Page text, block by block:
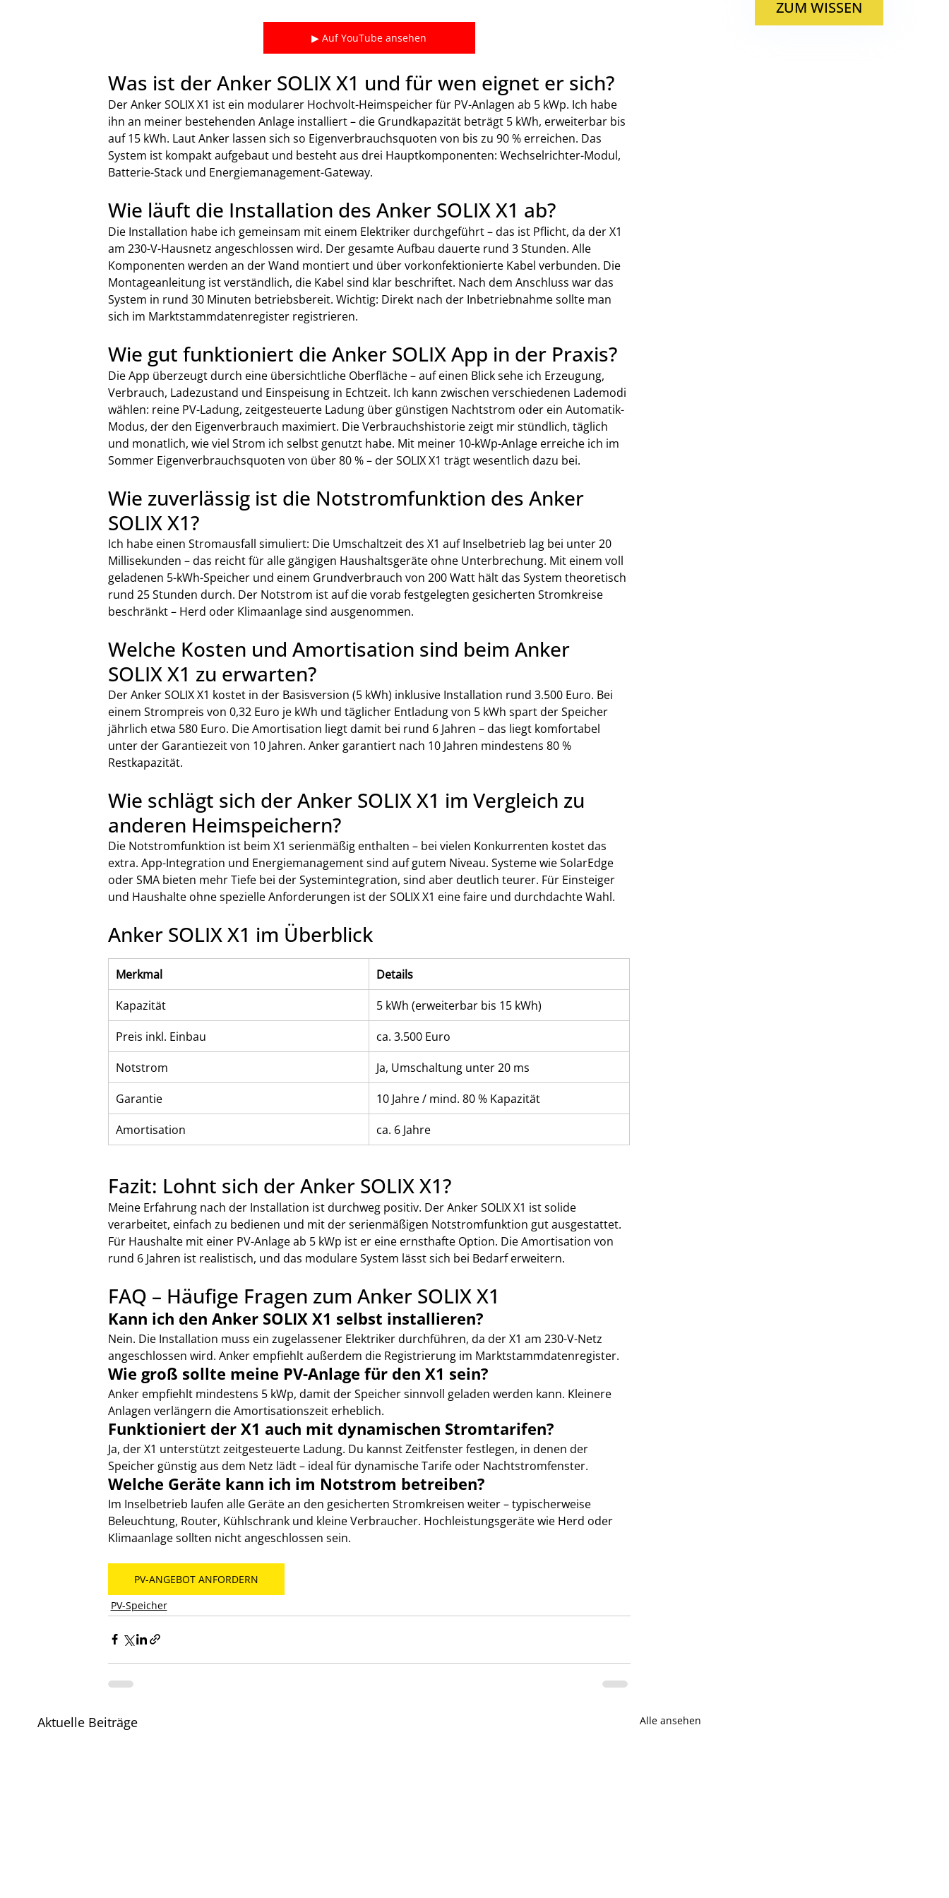
▶ Auf YouTube ansehen
Was ist der Anker SOLIX X1 und für wen eignet er sich?
Der Anker SOLIX X1 ist ein modularer Hochvolt-Heimspeicher für PV-Anlagen ab 5 kWp. Ich habe
ihn an meiner bestehenden Anlage installiert – die Grundkapazität beträgt 5 kWh, erweiterbar bis
auf 15 kWh. Laut Anker lassen sich so Eigenverbrauchsquoten von bis zu 90 % erreichen. Das
System ist kompakt aufgebaut und besteht aus drei Hauptkomponenten: Wechselrichter-Modul,
Batterie-Stack und Energiemanagement-Gateway.
Wie läuft die Installation des Anker SOLIX X1 ab?
Die Installation habe ich gemeinsam mit einem Elektriker durchgeführt – das ist Pflicht, da der X1
am 230-V-Hausnetz angeschlossen wird. Der gesamte Aufbau dauerte rund 3 Stunden. Alle
Komponenten werden an der Wand montiert und über vorkonfektionierte Kabel verbunden. Die
Montageanleitung ist verständlich, die Kabel sind klar beschriftet. Nach dem Anschluss war das
System in rund 30 Minuten betriebsbereit. Wichtig: Direkt nach der Inbetriebnahme sollte man
sich im Marktstammdatenregister registrieren.
Wie gut funktioniert die Anker SOLIX App in der Praxis?
Die App überzeugt durch eine übersichtliche Oberfläche – auf einen Blick sehe ich Erzeugung,
Verbrauch, Ladezustand und Einspeisung in Echtzeit. Ich kann zwischen verschiedenen Lademodi
wählen: reine PV-Ladung, zeitgesteuerte Ladung über günstigen Nachtstrom oder ein Automatik-
Modus, der den Eigenverbrauch maximiert. Die Verbrauchshistorie zeigt mir stündlich, täglich
und monatlich, wie viel Strom ich selbst genutzt habe. Mit meiner 10-kWp-Anlage erreiche ich im
Sommer Eigenverbrauchsquoten von über 80 % – der SOLIX X1 trägt wesentlich dazu bei.
Wie zuverlässig ist die Notstromfunktion des Anker
SOLIX X1?
Ich habe einen Stromausfall simuliert: Die Umschaltzeit des X1 auf Inselbetrieb lag bei unter 20
Millisekunden – das reicht für alle gängigen Haushaltsgeräte ohne Unterbrechung. Mit einem voll
geladenen 5-kWh-Speicher und einem Grundverbrauch von 200 Watt hält das System theoretisch
rund 25 Stunden durch. Der Notstrom ist auf die vorab festgelegten gesicherten Stromkreise
beschränkt – Herd oder Klimaanlage sind ausgenommen.
Welche Kosten und Amortisation sind beim Anker
SOLIX X1 zu erwarten?
Der Anker SOLIX X1 kostet in der Basisversion (5 kWh) inklusive Installation rund 3.500 Euro. Bei
einem Strompreis von 0,32 Euro je kWh und täglicher Entladung von 5 kWh spart der Speicher
jährlich etwa 580 Euro. Die Amortisation liegt damit bei rund 6 Jahren – das liegt komfortabel
unter der Garantiezeit von 10 Jahren. Anker garantiert nach 10 Jahren mindestens 80 %
Restkapazität.
Wie schlägt sich der Anker SOLIX X1 im Vergleich zu
anderen Heimspeichern?
Die Notstromfunktion ist beim X1 serienmäßig enthalten – bei vielen Konkurrenten kostet das
extra. App-Integration und Energiemanagement sind auf gutem Niveau. Systeme wie SolarEdge
oder SMA bieten mehr Tiefe bei der Systemintegration, sind aber deutlich teurer. Für Einsteiger
und Haushalte ohne spezielle Anforderungen ist der SOLIX X1 eine faire und durchdachte Wahl.
Anker SOLIX X1 im Überblick
Merkmal
Details
Kapazität
5 kWh (erweiterbar bis 15 kWh)
Preis inkl. Einbau
ca. 3.500 Euro
Notstrom
Ja, Umschaltung unter 20 ms
Garantie
10 Jahre / mind. 80 % Kapazität
Amortisation
ca. 6 Jahre
Fazit: Lohnt sich der Anker SOLIX X1?
Meine Erfahrung nach der Installation ist durchweg positiv. Der Anker SOLIX X1 ist solide
verarbeitet, einfach zu bedienen und mit der serienmäßigen Notstromfunktion gut ausgestattet.
Für Haushalte mit einer PV-Anlage ab 5 kWp ist er eine ernsthafte Option. Die Amortisation von
rund 6 Jahren ist realistisch, und das modulare System lässt sich bei Bedarf erweitern.
FAQ – Häufige Fragen zum Anker SOLIX X1
Kann ich den Anker SOLIX X1 selbst installieren?
Nein. Die Installation muss ein zugelassener Elektriker durchführen, da der X1 am 230-V-Netz
angeschlossen wird. Anker empfiehlt außerdem die Registrierung im Marktstammdatenregister.
Wie groß sollte meine PV-Anlage für den X1 sein?
Anker empfiehlt mindestens 5 kWp, damit der Speicher sinnvoll geladen werden kann. Kleinere
Anlagen verlängern die Amortisationszeit erheblich.
Funktioniert der X1 auch mit dynamischen Stromtarifen?
Ja, der X1 unterstützt zeitgesteuerte Ladung. Du kannst Zeitfenster festlegen, in denen der
Speicher günstig aus dem Netz lädt – ideal für dynamische Tarife oder Nachtstromfenster.
Welche Geräte kann ich im Notstrom betreiben?
Im Inselbetrieb laufen alle Geräte an den gesicherten Stromkreisen weiter – typischerweise
Beleuchtung, Router, Kühlschrank und kleine Verbraucher. Hochleistungsgeräte wie Herd oder
Klimaanlage sollten nicht angeschlossen sein.
PV-ANGEBOT ANFORDERN
PV-Speicher
Aktuelle Beiträge Alle ansehen
ZUM WISSEN